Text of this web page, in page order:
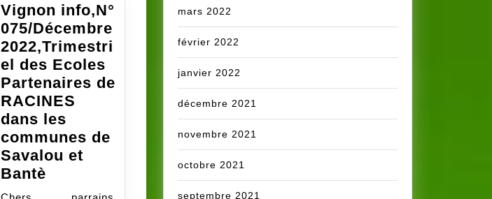
Vignon info,N°
075/Décembre
2022,Trimestri
el des Ecoles
Partenaires de
RACINES
dans les
communes de
Savalou et
BantèVignon
mars 2022
février 2022
janvier 2022
décembre 2021
novembre 2021
octobre 2021
septembre 2021